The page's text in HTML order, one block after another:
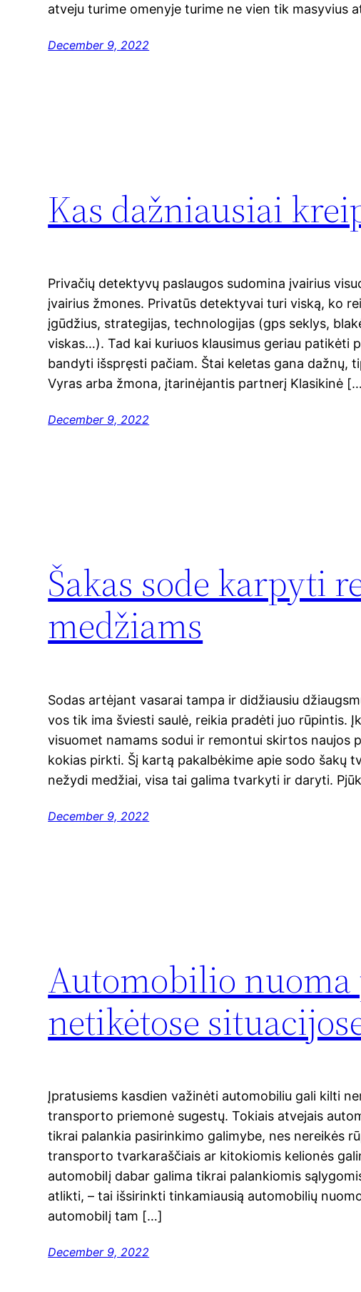
atveju turime omenyje turime ne vien tik masyvius
December 9, 2022
Kas dažniausiai
Privačių detektyvų paslaugos sudomina įvairius
įvairius žmones. Privatūs detektyvai turi viską, ko
įgūdžius, strategijas, technologijas (gps seklys,
viskas…). Tad kai kuriuos klausimus geriau patikėti
bandyti išspręsti pačiam. Štai keletas gana dažnų,
Vyras arba žmona, įtarinėjantis partnerį Klasikinė
December 9, 2022
Šakas sode karpyti
medžiams
Sodas artėjant vasarai tampa ir didžiausiu
vos tik ima šviesti saulė, reikia pradėti juo rūpintis.
visuomet namams sodui ir remontui skirtos naujos
kokias pirkti. Šį kartą pakalbėkime apie sodo šakų
nežydi medžiai, visa tai galima tvarkyti ir daryti.
December 9, 2022
Automobilio
netikėtose
Įpratusiems kasdien važinėti automobiliu gali kilti
transporto priemonė sugestų. Tokiais atvejais
tikrai palankia pasirinkimo galimybe, nes nereikės
transporto tvarkaraščiais ar kitokiomis kelionės
automobilį dabar galima tikrai palankiomis
atlikti, – tai išsirinkti tinkamiausią automobilių
automobilį tam […]
December 9, 2022